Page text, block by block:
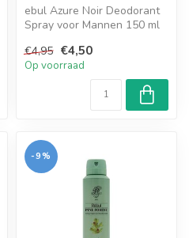
ebul Azure Noir Deodorant
Spray voor Mannen 150 ml
bescherming ...
€4,95 €4,50
Op voorraad
-9%